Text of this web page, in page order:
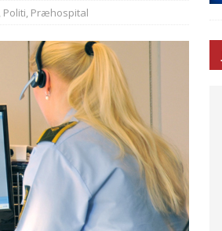
tid på at komme af sted i 2025
bliver lovpligtige ved arbejde i
, Politi, Præhospital